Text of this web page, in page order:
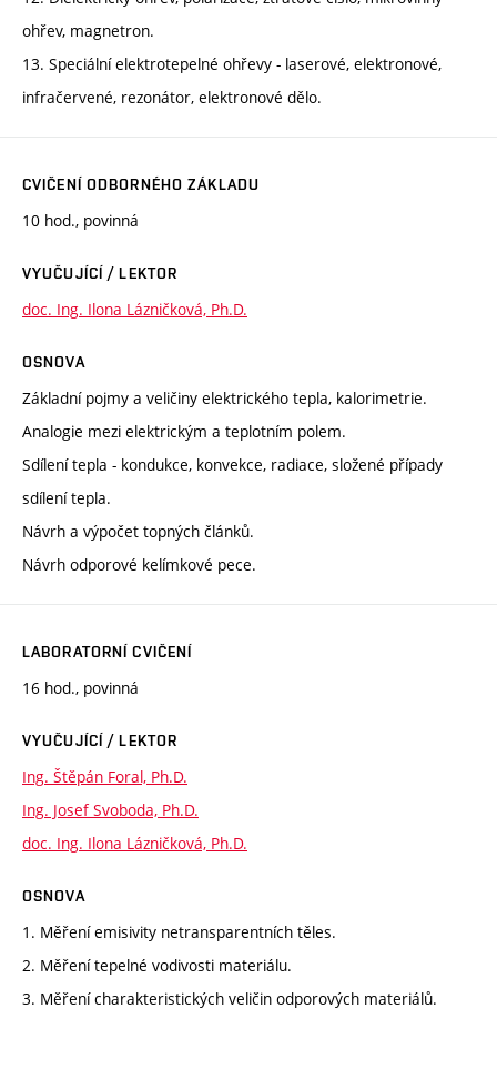
ohřev, magnetron.
13. Speciální elektrotepelné ohřevy - laserové, elektronové,
infračervené, rezonátor, elektronové dělo.
CVIČENÍ ODBORNÉHO ZÁKLADU
10 hod., povinná
VYUČUJÍCÍ / LEKTOR
doc. Ing. Ilona Lázničková, Ph.D.
OSNOVA
Základní pojmy a veličiny elektrického tepla, kalorimetrie.
Analogie mezi elektrickým a teplotním polem.
Sdílení tepla - kondukce, konvekce, radiace, složené případy
sdílení tepla.
Návrh a výpočet topných článků.
Návrh odporové kelímkové pece.
LABORATORNÍ CVIČENÍ
16 hod., povinná
VYUČUJÍCÍ / LEKTOR
Ing. Štěpán Foral, Ph.D.
Ing. Josef Svoboda, Ph.D.
doc. Ing. Ilona Lázničková, Ph.D.
OSNOVA
1. Měření emisivity netransparentních těles.
2. Měření tepelné vodivosti materiálu.
3. Měření charakteristických veličin odporových materiálů.